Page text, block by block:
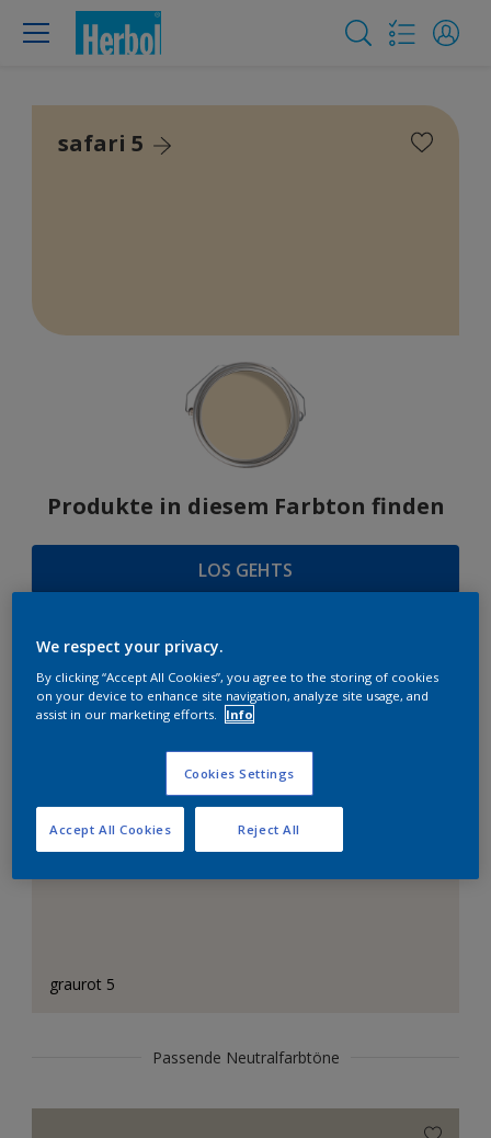
safari 5
Produkte in diesem Farbton finden
LOS GEHTS
FARBAUSWAHL
Das perfekte Weiß
graurot 5
Passende Neutralfarbtöne
We respect your privacy.
By clicking “Accept All Cookies”, you agree to the storing of cookies
on your device to enhance site navigation, analyze site usage, and
assist in our marketing efforts.
Info
Cookies Settings
Reject All
Accept All Cookies